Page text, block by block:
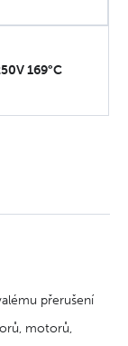
169°C
přerušení
motorů,